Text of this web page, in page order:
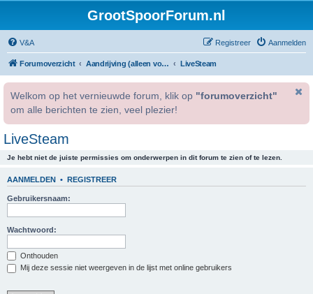
GrootSpoorForum.nl
V&A Aanmelden
Registreer
Forumoverzicht Aandrijving (alleen voor geregistreerde gebruikers). LiveSteam
Welkom op het vernieuwde forum, klik op "forumoverzicht"
om alle berichten te zien, veel plezier!
LiveSteam
Je hebt niet de juiste permissies om onderwerpen in dit forum te zien of te lezen.
AANMELDEN • REGISTREER
Gebruikersnaam:
Wachtwoord:
Onthouden
Mij deze sessie niet weergeven in de lijst met online gebruikers